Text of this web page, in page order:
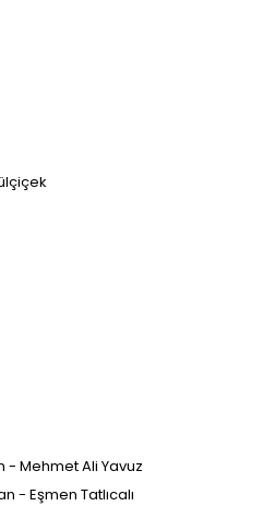
Mehmet Ali Yavuz
- Eşmen Tatlıcalı